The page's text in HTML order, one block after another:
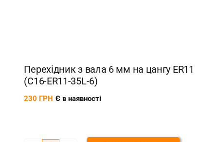
Перехідник з вала 6 мм на цангу ER11
(С16-ER11-35L-6)
230 ГРН Є в наявності